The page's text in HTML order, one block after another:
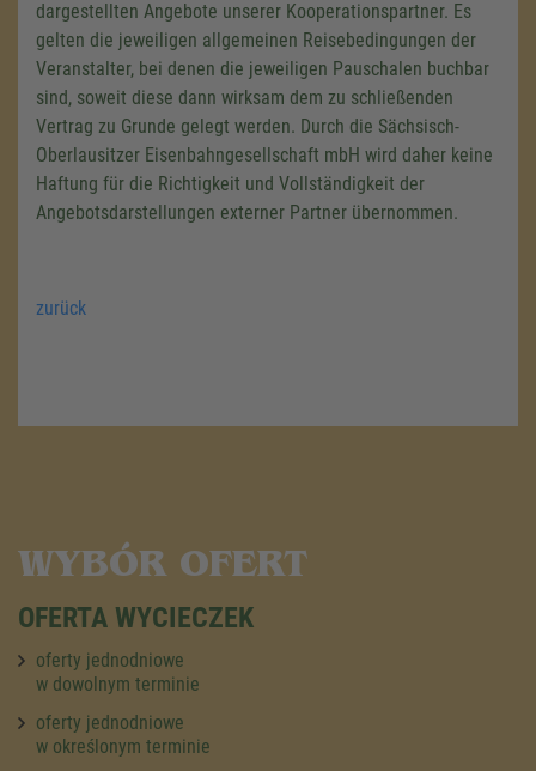
WYBÓR OFERT
OFERTA WYCIECZEK
oferty jednodniowe
w dowolnym terminie
oferty jednodniowe
w określonym terminie
dargestellten Angebote unserer Kooperationspartner. Es
gelten die jeweiligen allgemeinen Reisebedingungen der
Veranstalter, bei denen die jeweiligen Pauschalen buchbar
sind, soweit diese dann wirksam dem zu schließenden
Vertrag zu Grunde gelegt werden. Durch die Sächsisch-
Oberlausitzer Eisenbahngesellschaft mbH wird daher keine
Haftung für die Richtigkeit und Vollständigkeit der
Angebotsdarstellungen externer Partner übernommen.
zurück